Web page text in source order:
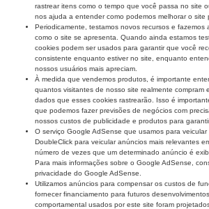
rastrear itens como o tempo que você passa no site
nos ajuda a entender como podemos melhorar o site
Periodicamente, testamos novos recursos e fazemos
como o site se apresenta. Quando ainda estamos
cookies podem ser usados ​​para garantir que você
consistente enquanto estiver no site, enquanto
nossos usuários mais apreciam.
À medida que vendemos produtos, é importante
quantos visitantes de nosso site realmente compram
dados que esses cookies rastrearão. Isso é
que podemos fazer previsões de negócios com
nossos custos de publicidade e produtos para
O serviço Google AdSense que usamos para
DoubleClick para veicular anúncios mais relevantes
número de vezes que um determinado anúncio é
Para mais informações sobre o Google AdSense,
privacidade do Google AdSense.
Utilizamos anúncios para compensar os custos de
fornecer financiamento para futuros
comportamental usados ​​por este site foram